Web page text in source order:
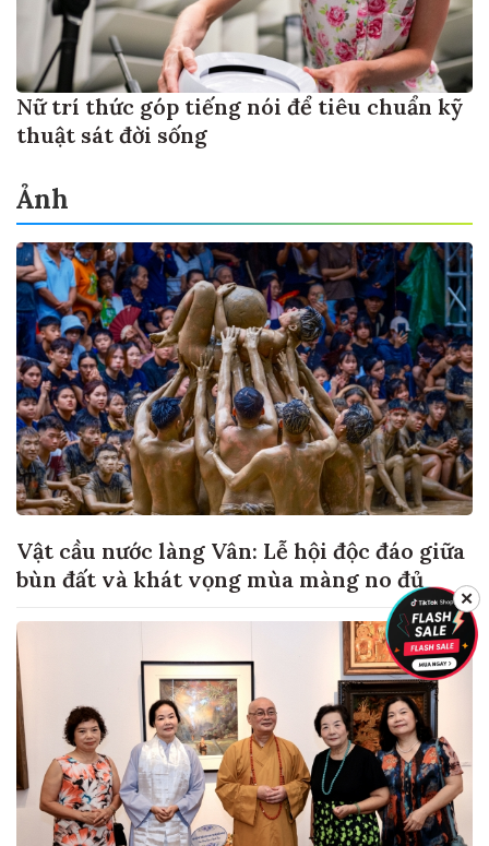
Nữ trí thức góp tiếng nói để tiêu chuẩn kỹ
thuật sát đời sống
Ảnh
Vật cầu nước làng Vân: Lễ hội độc đáo giữa
bùn đất và khát vọng mùa màng no đủ
✕